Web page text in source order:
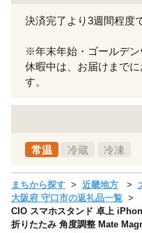
決済完了より3週間程度
※年末年始・ゴールデ
休暇中は、お届けまで
す。
常温 冷蔵 冷凍
まちから探す 近畿地方
大阪府 守口市の返礼品一覧
CIO スマホスタンド 卓上
折りたたみ 角度調整 Mate